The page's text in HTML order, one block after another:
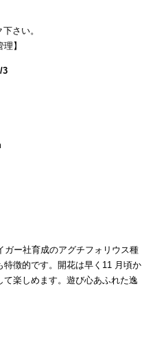
さい。
】
3
ー社育成のアグチフォリウス種
徴的です。開花は早く11 月頃か
楽しめます。遊び心あふれた逸